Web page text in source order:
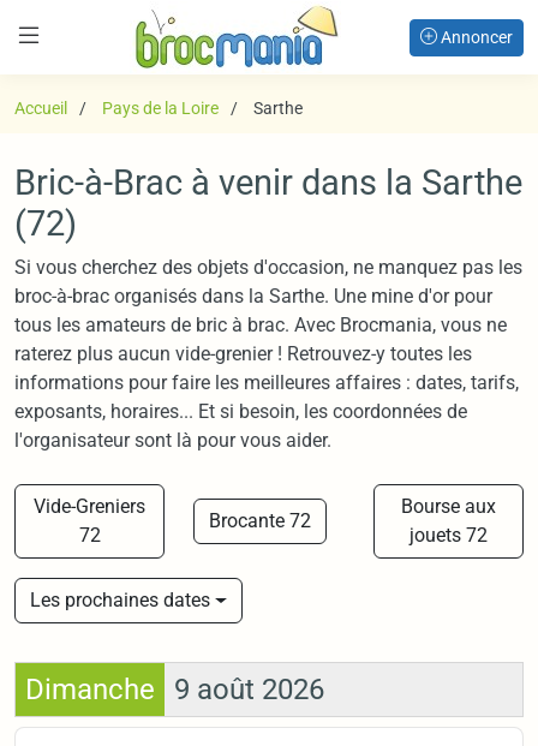
Annoncer
Accueil Pays de la Loire Sarthe
Bric-à-Brac à venir dans la Sarthe
(72)
Si vous cherchez des objets d'occasion, ne manquez pas les
broc-à-brac organisés dans la Sarthe. Une mine d'or pour
tous les amateurs de bric à brac. Avec Brocmania, vous ne
raterez plus aucun vide-grenier ! Retrouvez-y toutes les
informations pour faire les meilleures affaires : dates, tarifs,
exposants, horaires... Et si besoin, les coordonnées de
l'organisateur sont là pour vous aider.
Vide-Greniers
72
Brocante 72
Bourse aux
jouets 72
Les prochaines dates
Dimanche 9 août 2026